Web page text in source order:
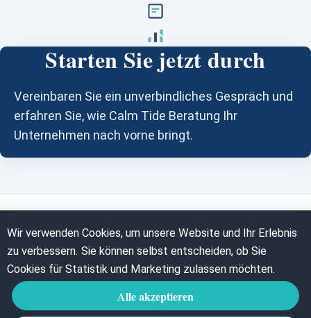
Starten Sie jetzt durch
Vereinbaren Sie ein unverbindliches Gespräch und
erfahren Sie, wie Calm Tide Beratung Ihr
Unternehmen nach vorne bringt.
Datenschutzerklärung
GDPR
Cookie-Richtlinie
Nutzungsbedingungen
Wir verwenden Cookies, um unsere Website und Ihr Erlebnis
zu verbessern. Sie können selbst entscheiden, ob Sie
Cookies für Statistik und Marketing zulassen möchten.
Alle akzeptieren